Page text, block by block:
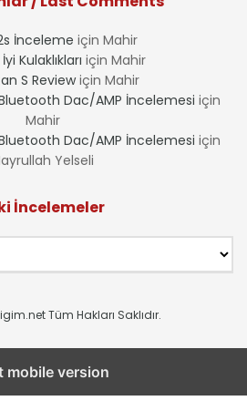
İnceleme için Mahir
Kulaklıkları için Mahir
S Reviewiçin Mahir
Dac/AMP İncelemesi için
Mahir
Dac/AMP İncelemesi için
Yelseli
İncelemeler
Tüm Hakları Saklıdır.
mobile version